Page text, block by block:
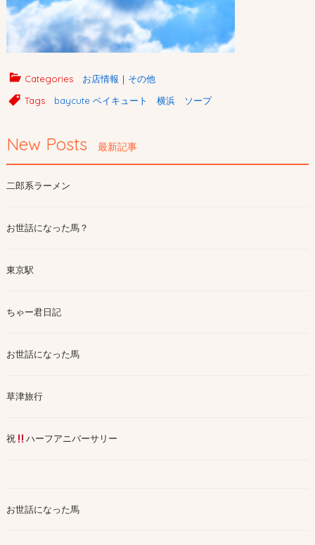
Categories お店情報 ｜ その他
Tags
baycute ベイキュート 横浜 ソープ
New Posts 最新記事
二郎系ラーメン
お世話になった馬？
東京駅
ちゃー君日記
お世話になった馬
草津旅行
祝 ハーフアニバーサリー
お世話になった馬